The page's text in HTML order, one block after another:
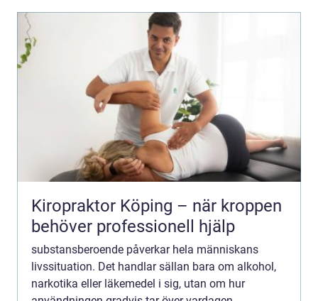
Kiropraktor Köping – när kroppen
behöver professionell hjälp
substansberoende påverkar hela människans
livssituation. Det handlar sällan bara om alkohol,
narkotika eller läkemedel i sig, utan om hur